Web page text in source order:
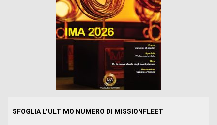
SFOGLIA L’ULTIMO NUMERO DI MISSIONFLEET